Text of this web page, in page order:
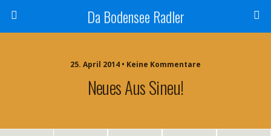
Da Bodensee Radler
25. April 2014 • Keine Kommentare
Neues Aus Sineu!